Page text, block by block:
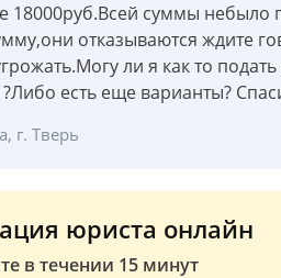
18000руб.Всей суммы небыло
отказываются ждите
ли я как то
есть еще варианты?
г. Тверь
юриста онлайн
в течении 15 минут